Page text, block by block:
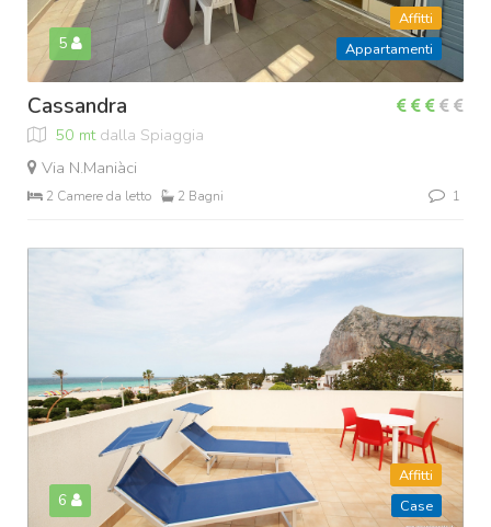
5
Affitti
Appartamenti
Cassandra
50 mtdalla Spiaggia
Via N.Maniàci
2 Camere da letto 2 Bagni 1
6
Affitti
Case